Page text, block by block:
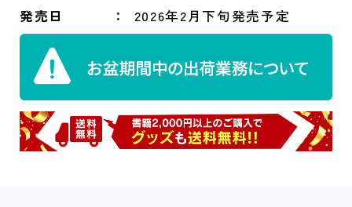
発売日
2026年2月下旬発売予定